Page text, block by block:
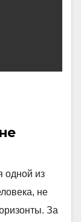
одной из
не
За